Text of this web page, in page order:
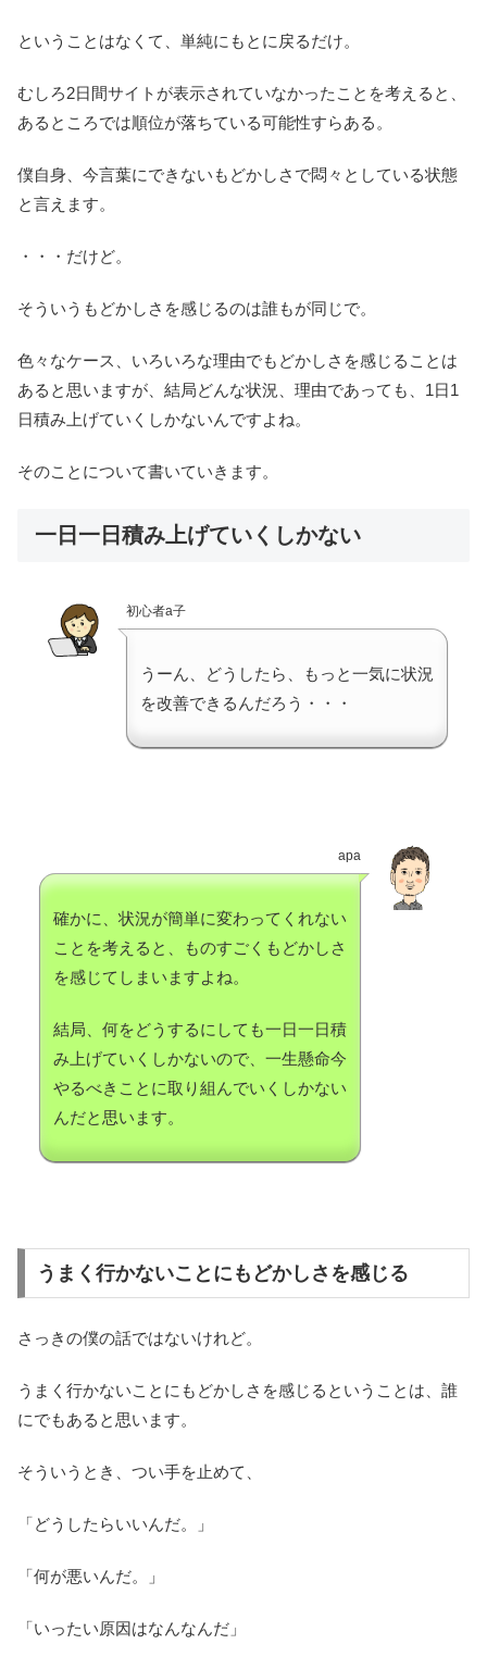
ということはなくて、単純にもとに戻るだけ。
むしろ2日間サイトが表示されていなかったことを考えると、
あるところでは順位が落ちている可能性すらある。
僕自身、今言葉にできないもどかしさで悶々としている状態
と言えます。
・・・だけど。
そういうもどかしさを感じるのは誰もが同じで。
色々なケース、いろいろな理由でもどかしさを感じることは
あると思いますが、結局どんな状況、理由であっても、1日1
日積み上げていくしかないんですよね。
そのことについて書いていきます。
一日一日積み上げていくしかない
初心者a子
うーん、どうしたら、もっと一気に状況
を改善できるんだろう・・・
apa
確かに、状況が簡単に変わってくれない
ことを考えると、ものすごくもどかしさ
を感じてしまいますよね。
結局、何をどうするにしても一日一日積
み上げていくしかないので、一生懸命今
やるべきことに取り組んでいくしかない
んだと思います。
うまく行かないことにもどかしさを感じる
さっきの僕の話ではないけれど。
うまく行かないことにもどかしさを感じるということは、誰
にでもあると思います。
そういうとき、つい手を止めて、
「どうしたらいいんだ。」
「何が悪いんだ。」
「いったい原因はなんなんだ」